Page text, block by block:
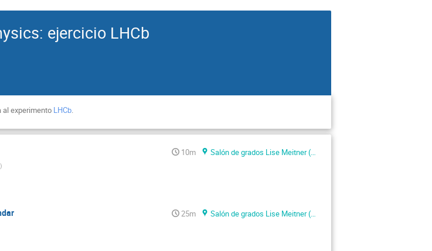
ejercicio LHCb
al experimento LHCb.
10m
Salón de grados Lise Meitner (Facultat de Física)
)
25m
Salón de grados Lise Meitner (Facultat de Física)